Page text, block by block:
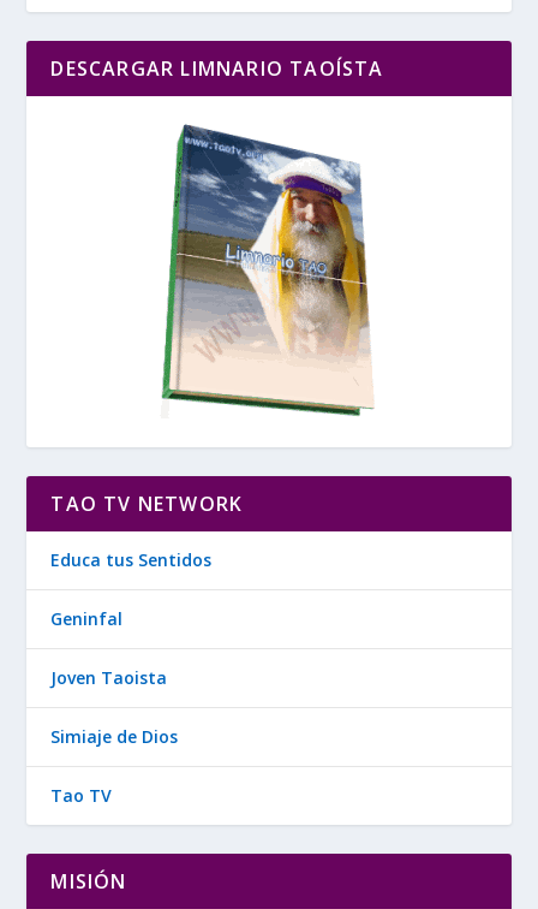
DESCARGAR LIMNARIO TAOÍSTA
TAO TV NETWORK
Educa tus Sentidos
Geninfal
Joven Taoista
Simiaje de Dios
Tao TV
MISIÓN